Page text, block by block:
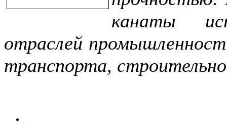
канаты
отраслей
транспорта,